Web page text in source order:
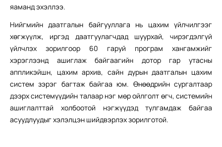
яаманд эхэллээ.
Нийгмийн даатгалын байгууллага нь цахим үйлчилгээг
хөгжүүлж, иргэд даатгуулагчдад шуурхай, чирэгдэлгүй
үйлчлэх зорилгоор 60 гаруй програм хангамжийг
хэрэглээнд ашиглаж байгаагийн дотор гар утасны
аппликэйшн, цахим архив, сайн дурын даатгалын цахим
систем зэрэг багтаж байгаа юм. Өнөөдрийн сургалтаар
дээрх системүүдийн талаар нэг мөр ойлголт өгч, системийн
ашиглалттай холбоотой нэгжүүдэд тулгамдаж байгаа
асуудлуудыг хэлэлцэн шийдвэрлэх зорилготой.